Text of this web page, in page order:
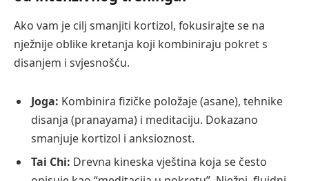
Ako vam je cilj smanjiti kortizol, fokusirajte se na
nježnije oblike kretanja koji kombiniraju pokret s
disanjem i svjesnošću.
Joga: Kombinira fizičke položaje (asane), tehnike
disanja (pranayama) i meditaciju. Dokazano
smanjuje kortizol i anksioznost.
Tai Chi: Drevna kineska vještina koja se često